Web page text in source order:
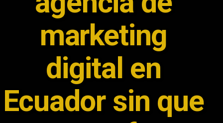
marketing
digital en
Ecuador sin que